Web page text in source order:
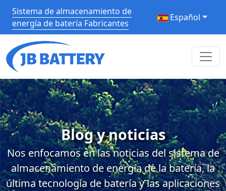
Sistema de almacenamiento de
energía de batería Fabricantes
Español
Blog y noticias
Nos enfocamos en las noticias del sistema de
almacenamiento de energía de la batería, la
última tecnología de batería y las aplicaciones